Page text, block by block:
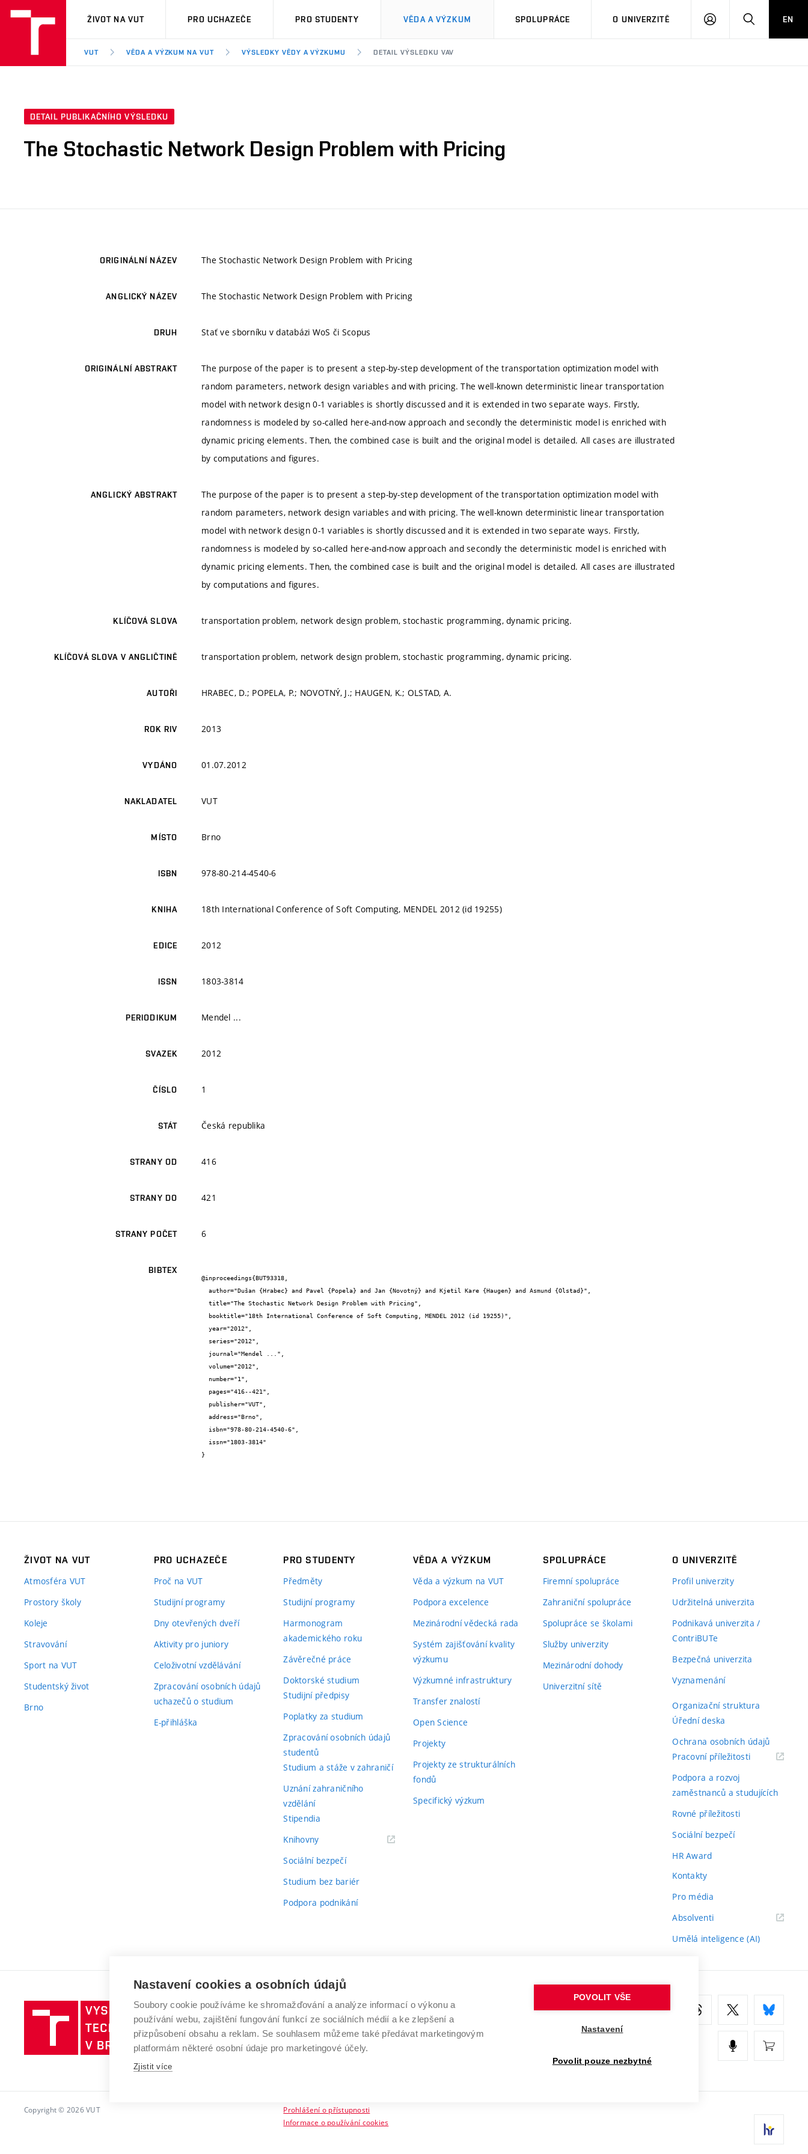
VUT
ŽIVOT NA VUT PRO UCHAZEČE PRO STUDENTY VĚDA A VÝZKUM SPOLUPRÁCE O UNIVERZITĚ
PŘIHLÁSIT HLEDATEN
VUT VĚDA A VÝZKUM NA VUT VÝSLEDKY VĚDY A VÝZKUMU DETAIL VÝSLEDKU VAV
DETAIL PUBLIKAČNÍHO VÝSLEDKU
The Stochastic Network Design Problem with Pricing
ORIGINÁLNÍ NÁZEV The Stochastic Network Design Problem with Pricing
ANGLICKÝ NÁZEV The Stochastic Network Design Problem with Pricing
DRUH Stať ve sborníku v databázi WoS či Scopus
ORIGINÁLNÍ ABSTRAKT
The purpose of the paper is to present a step-by-step development of the transportation optimization model with
random parameters, network design variables and with pricing. The well-known deterministic linear transportation
model with network design 0-1 variables is shortly discussed and it is extended in two separate ways. Firstly,
randomness is modeled by so-called here-and-now approach and secondly the deterministic model is enriched with
dynamic pricing elements. Then, the combined case is built and the original model is detailed. All cases are illustrated
by computations and figures.
ANGLICKÝ ABSTRAKT
The purpose of the paper is to present a step-by-step development of the transportation optimization model with
random parameters, network design variables and with pricing. The well-known deterministic linear transportation
model with network design 0-1 variables is shortly discussed and it is extended in two separate ways. Firstly,
randomness is modeled by so-called here-and-now approach and secondly the deterministic model is enriched with
dynamic pricing elements. Then, the combined case is built and the original model is detailed. All cases are illustrated
by computations and figures.
KLÍČOVÁ SLOVA transportation problem, network design problem, stochastic programming, dynamic pricing.
KLÍČOVÁ SLOVA V ANGLIČTINĚ transportation problem, network design problem, stochastic programming, dynamic pricing.
AUTOŘI HRABEC, D.; POPELA, P.; NOVOTNÝ, J.; HAUGEN, K.; OLSTAD, A.
ROK RIV 2013
VYDÁNO 01.07.2012
NAKLADATEL VUT
MÍSTO Brno
ISBN 978-80-214-4540-6
KNIHA 18th International Conference of Soft Computing, MENDEL 2012 (id 19255)
EDICE 2012
ISSN 1803-3814
PERIODIKUM Mendel ...
SVAZEK 2012
ČÍSLO 1
STÁT Česká republika
STRANY OD 416
STRANY DO 421
STRANY POČET 6
BIBTEX
@inproceedings{BUT93318,
}
ŽIVOT NA VUT
Atmosféra VUT
Prostory školy
Koleje
Stravování
Sport na VUT
Studentský život
Brno
PRO UCHAZEČE
Proč na VUT
Studijní programy
Dny otevřených dveří
Aktivity pro juniory
Celoživotní vzdělávání
Zpracování osobních údajů
uchazečů o studium
E-přihláška
PRO STUDENTY
Předměty
Studijní programy
Harmonogram
akademického roku
Závěrečné práce
Doktorské studium
Studijní předpisy
Poplatky za studium
Zpracování osobních údajů
studentů
Studium a stáže v zahraničí
Uznání zahraničního
vzdělání
Stipendia
Knihovny(externí
Sociální bezpečí
Studium bez bariér
Podpora podnikání
VĚDA A VÝZKUM
Věda a výzkum na VUT
Podpora excelence
Mezinárodní vědecká rada
Systém zajišťování kvality
výzkumu
Výzkumné infrastruktury
Transfer znalostí
Open Science
Projekty
Projekty ze strukturálních
fondů
Specifický výzkum
SPOLUPRÁCE
Firemní spolupráce
Zahraniční spolupráce
Spolupráce se školami
Služby univerzity
Mezinárodní dohody
Univerzitní sítě
O UNIVERZITĚ
Profil univerzity
Udržitelná univerzita
Podnikavá univerzita /
ContriBUTe
Bezpečná univerzita
Vyznamenání
Organizační struktura
Úřední deska
Ochrana osobních údajů
Pracovní příležitosti(externí
Podpora a rozvoj
zaměstnanců a studujících
Rovné příležitosti
Sociální bezpečí
HR Award
Kontakty
Pro média
Absolventi(externí
Umělá inteligence (AI)
Vysoké
učení
technické
v
VYSOKÉ UČENÍ TECHNICKÉ V BRNĚ
Antonínská 548/1
602 00 Brno
www.vut.cz
Copyright © 2026 VUT
Prohlášení o přístupnosti
Informace o používání cookies
Nastavení cookies a osobních údajů
Soubory cookie používáme ke shromažďování a analýze informací o výkonu a
používání webu, zajištění fungování funkcí ze sociálních médií a ke zlepšení a
přizpůsobení obsahu a reklam. Se souhlasem můžeme také předávat marketingovým
platformám některé osobní údaje pro marketingové účely.
Zjistit více
POVOLIT VŠE
Nastavení
Povolit pouze nezbytné